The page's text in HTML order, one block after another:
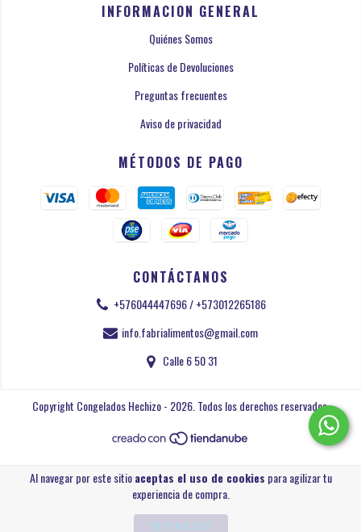
Al navegar por este sitioaceptas el uso de cookies para agilizar tu
experiencia de compra.
ENTENDIDO
INFORMACION GENERAL
Quiénes Somos
Políticas de Devoluciones
Preguntas frecuentes
Aviso de privacidad
MÉTODOS DE PAGO
CONTÁCTANOS
+576044447696 / +573012265186
info.fabrialimentos@gmail.com
Calle 6 50 31
Copyright Congelados Hechizo - 2026. Todos los derechos reservados.